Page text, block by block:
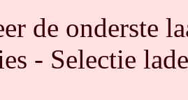
de onderste
- Selectie